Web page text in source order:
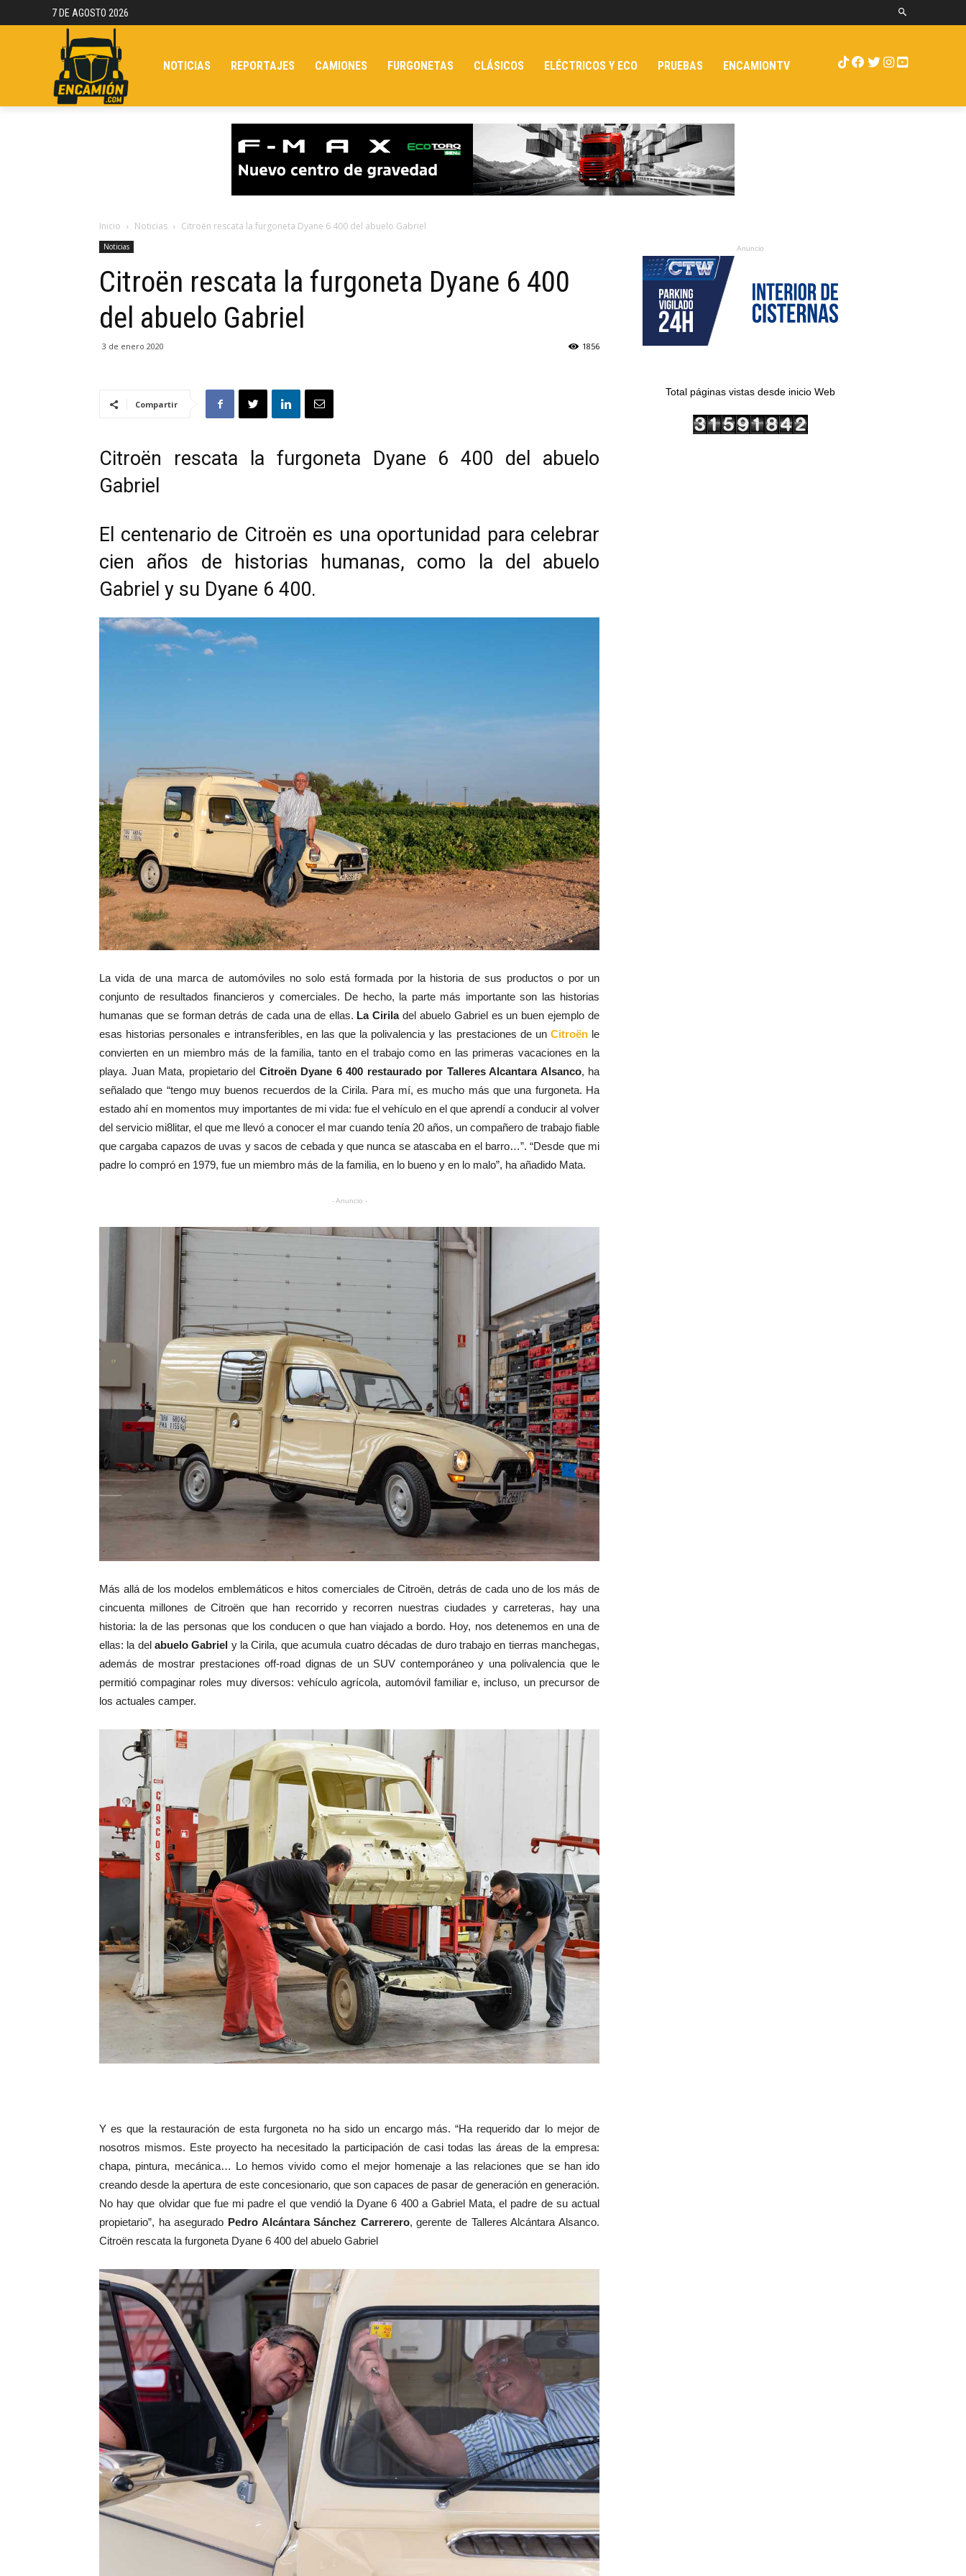
7 DE AGOSTO 2026
NOTICIAS REPORTAJES CAMIONES FURGONETAS CLÁSICOS ELÉCTRICOS Y ECO PRUEBAS ENCAMIONTV
Inicio Noticias Citroën rescata la furgoneta Dyane 6 400 del abuelo Gabriel
Noticias
Citroën rescata la furgoneta Dyane 6 400
del abuelo Gabriel
3 de enero 2020 1856
Compartir
Citroën rescata la furgoneta Dyane 6 400 del abuelo
Gabriel
El centenario de Citroën es una oportunidad para celebrar
cien años de historias humanas, como la del abuelo
Gabriel y su Dyane 6 400.
La vida de una marca de automóviles no solo está formada por la historia de sus productos o por un
conjunto de resultados financieros y comerciales. De hecho, la parte más importante son las historias
humanas que se forman detrás de cada una de ellas. La Ciriladel abuelo Gabriel es un buen ejemplo de
esas historias personales e intransferibles, en las que la polivalencia y las prestaciones de un Citroën le
convierten en un miembro más de la familia, tanto en el trabajo como en las primeras vacaciones en la
playa. Juan Mata, propietario del Citroën Dyane 6 400 restaurado por Talleres Alcantara Alsanco, ha
señalado que “tengo muy buenos recuerdos de la Cirila. Para mí, es mucho más que una furgoneta. Ha
estado ahí en momentos muy importantes de mi vida: fue el vehículo en el que aprendí a conducir al volver
del servicio mi8litar, el que me llevó a conocer el mar cuando tenía 20 años, un compañero de trabajo fiable
que cargaba capazos de uvas y sacos de cebada y que nunca se atascaba en el barro…”. “Desde que mi
padre lo compró en 1979, fue un miembro más de la familia, en lo bueno y en lo malo”, ha añadido Mata.
- Anuncio -
Más allá de los modelos emblemáticos e hitos comerciales de Citroën, detrás de cada uno de los más de
cincuenta millones de Citroën que han recorrido y recorren nuestras ciudades y carreteras, hay una
historia: la de las personas que los conducen o que han viajado a bordo. Hoy, nos detenemos en una de
ellas: la delabuelo Gabriel y la Cirila, que acumula cuatro décadas de duro trabajo en tierras manchegas,
además de mostrar prestaciones off-road dignas de un SUV contemporáneo y una polivalencia que le
permitió compaginar roles muy diversos: vehículo agrícola, automóvil familiar e, incluso, un precursor de
los actuales camper.
Y es que la restauración de esta furgoneta no ha sido un encargo más. “Ha requerido dar lo mejor de
nosotros mismos. Este proyecto ha necesitado la participación de casi todas las áreas de la empresa:
chapa, pintura, mecánica… Lo hemos vivido como el mejor homenaje a las relaciones que se han ido
creando desde la apertura de este concesionario, que son capaces de pasar de generación en generación.
No hay que olvidar que fue mi padre el que vendió la Dyane 6 400 a Gabriel Mata, el padre de su actual
propietario”, ha asegurado Pedro Alcántara Sánchez Carrerero, gerente de Talleres Alcántara Alsanco.
Citroën rescata la furgoneta Dyane 6 400 del abuelo Gabriel
Anuncio
Total páginas vistas desde inicio Web